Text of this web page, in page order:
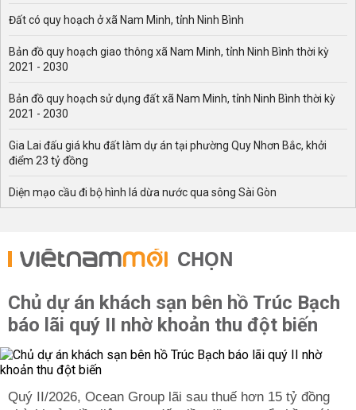
Đất có quy hoạch ở xã Nam Minh, tỉnh Ninh Bình
Bản đồ quy hoạch giao thông xã Nam Minh, tỉnh Ninh Bình thời kỳ
2021 - 2030
Bản đồ quy hoạch sử dụng đất xã Nam Minh, tỉnh Ninh Bình thời kỳ
2021 - 2030
Gia Lai đấu giá khu đất làm dự án tại phường Quy Nhơn Bắc, khởi
điểm 23 tỷ đồng
Diện mạo cầu đi bộ hình lá dừa nước qua sông Sài Gòn
CHỌN
Chủ dự án khách sạn bên hồ Trúc Bạch
báo lãi quý II nhờ khoản thu đột biến
Quý II/2026, Ocean Group lãi sau thuế hơn 15 tỷ đồng